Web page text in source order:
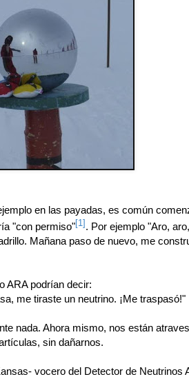
en las payadas, es común
"con permiso"[1] . Por ejemplo "Aro,
Mañana paso de nuevo, me
ARA podrían decir:
me tiraste un neutrino. ¡Me traspasó!"
nada. Ahora mismo, nos están
sin dañarnos.
vocero del Detector de Neutrinos